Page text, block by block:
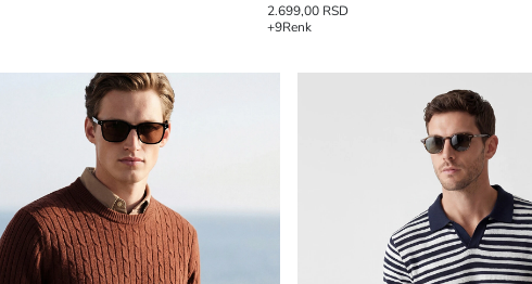
2.699,00 RSD
+9Renk